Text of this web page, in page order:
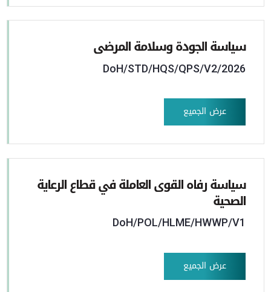
سياسة الجودة وسلامة المرضى
DoH/STD/HQS/QPS/V2/2026
عرض الجميع
سياسة رفاه القوى العاملة في قطاع الرعاية
الصحية
DoH/POL/HLME/HWWP/V1
عرض الجميع